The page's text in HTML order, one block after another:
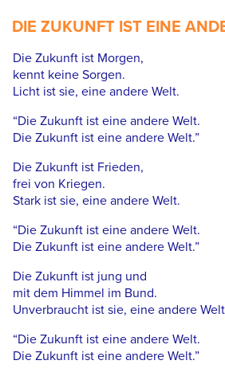
DIE ZUKUNFT IST EINE
Die Zukunft ist Morgen,
kennt keine Sorgen.
Licht ist sie, eine andere Welt.
“Die Zukunft ist eine andere Welt.
Die Zukunft ist eine andere Welt.”
Die Zukunft ist Frieden,
frei von Kriegen.
Stark ist sie, eine andere Welt.
“Die Zukunft ist eine andere Welt.
Die Zukunft ist eine andere Welt.”
Die Zukunft ist jung und
mit dem Himmel im Bund.
Unverbraucht ist sie, eine andere
“Die Zukunft ist eine andere Welt.
Die Zukunft ist eine andere Welt.”